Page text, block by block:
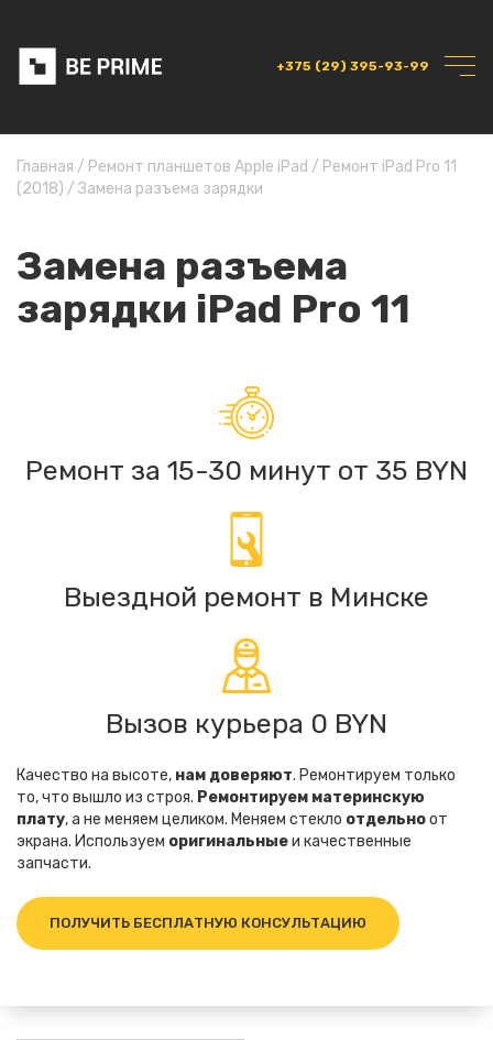
+375 (29) 395-93-99
Главная / Ремонт планшетов Apple iPad / Ремонт iPad Pro 11
(2018) / Замена разъема зарядки
Замена разъема
зарядки iPad Pro 11
Ремонт за 15-30 минут от 35 BYN
Выездной ремонт в Минске
Вызов курьера 0 BYN
Качество на высоте, нам доверяют. Ремонтируем только
то, что вышло из строя. Ремонтируем материнскую
плату, а не меняем целиком. Меняем стекло отдельноот
экрана. Используем оригинальныеи качественные
запчасти.
ПОЛУЧИТЬ БЕСПЛАТНУЮ КОНСУЛЬТАЦИЮ